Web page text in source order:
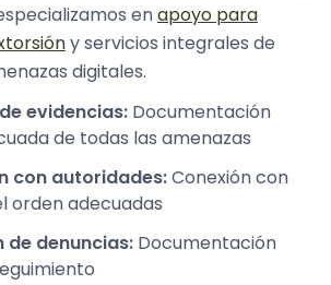
enapoyo para
y servicios integrales de
digitales.
evidencias: Documentación
de todas las amenazas
con autoridades:Conexión con
orden adecuadas
de denuncias: Documentación